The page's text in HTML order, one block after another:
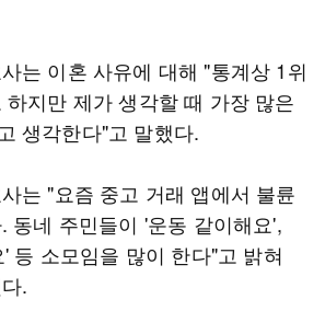
는 이혼 사유에 대해 "통계상 1위
지만 제가 생각할 때 가장 많은
생각한다"고 말했다.
는 "요즘 중고 거래 앱에서 불륜
동네 주민들이 '운동 같이해요',
등 소모임을 많이 한다"고 밝혀
.